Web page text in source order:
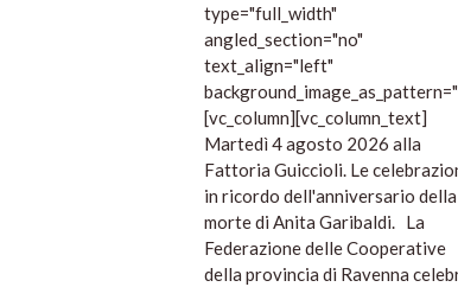
type="full_width"
angled_section="no"
text_align="left"
[vc_column][vc_column_text]
Martedì 4 agosto 2026 alla
Fattoria Guiccioli. Le
in ricordo dell'anniversario della
morte di Anita Garibaldi. La
Federazione delle Cooperative
della provincia di Ravenna